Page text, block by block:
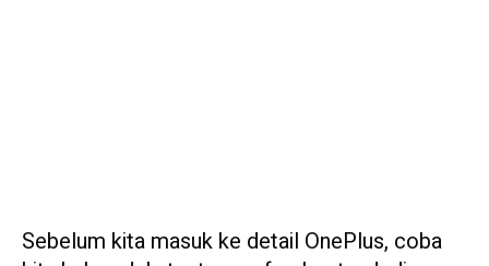
Sebelum kita masuk ke detail OnePlus, coba